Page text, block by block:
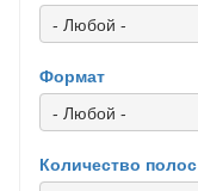
- Любой -
Формат
- Любой -
Количество полос